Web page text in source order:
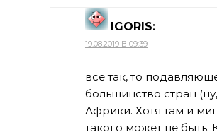
IGORIS:
19.08.2019 В 09:39
все так, то
большинство стран
Африки. Хотя там и
такого может не быть.